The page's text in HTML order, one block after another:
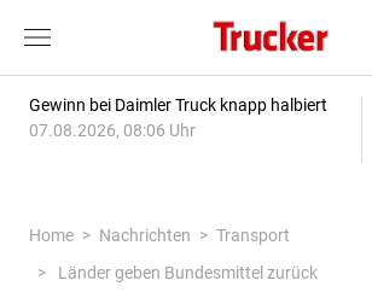
Gewinn bei Daimler Truck knapp halbiert
07.08.2026, 08:06 Uhr
Home Nachrichten
Transport
Länder geben Bundesmittel zurück